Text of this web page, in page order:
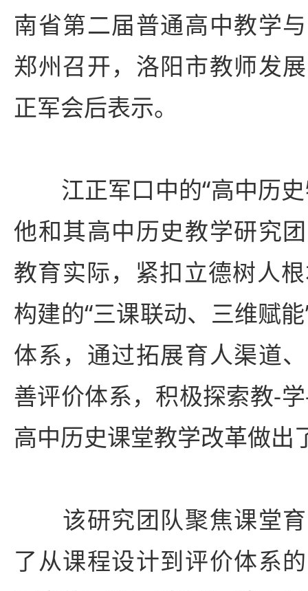
南省第二届普通高中教学
郑州召开，洛阳市教师发
正军会后表示。
江正军口中的“高中历史
他和其高中历史教学研究
教育实际，紧扣立德树人
构建的“三课联动、三维赋
体系，通过拓展育人渠道
善评价体系，积极探索教-
高中历史课堂教学改革做出
该研究团队聚焦课堂育
了从课程设计到评价体系